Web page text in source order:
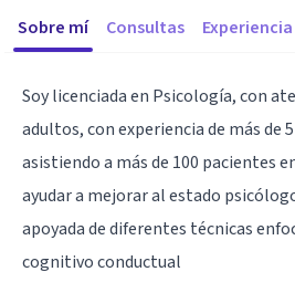
Sobre mí Consultas Experiencia
Soy licenciada en Psicología, con
adultos, con experiencia de más de
asistiendo a más de 100 pacientes
ayudar a mejorar al estado
apoyada de diferentes técnicas
cognitivo conductual